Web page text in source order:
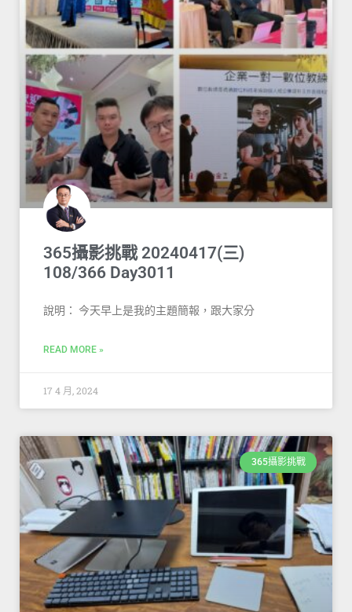
365攝影挑戰 20240417(三)
108/366 Day3011
說明： 今天早上是我的主題簡報，跟大家分
READ MORE »
17 4 月, 2024
365攝影挑戰